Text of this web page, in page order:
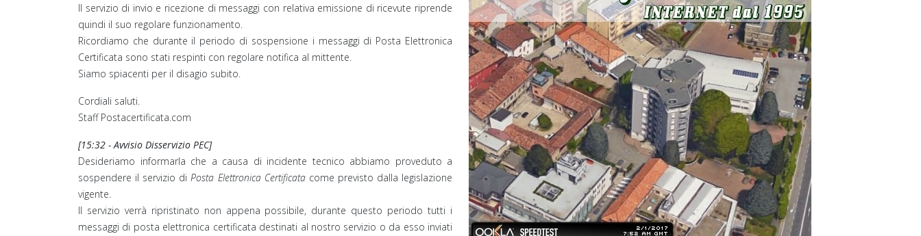
Il servizio di invio e ricezione di messaggi con relativa emissione di ricevute riprende
quindi il suo regolare funzionamento.
Ricordiamo che durante il periodo di sospensione i messaggi di Posta Elettronica
Certificata sono stati respinti con regolare notifica al mittente.
Siamo spiacenti per il disagio subito.
Cordiali saluti.
Staff Postacertificata.com
[15:32 - Avvisio Disservizio PEC]
Desideriamo informarla che a causa di incidente tecnico abbiamo proveduto a
sospendere il servizio diPosta Elettronica Certificatacome previsto dalla legislazione
vigente.
Il servizio verrà ripristinato non appena possibile, durante questo periodo tutti i
messaggi di posta elettronica certificata destinati al nostro servizio o da esso inviati